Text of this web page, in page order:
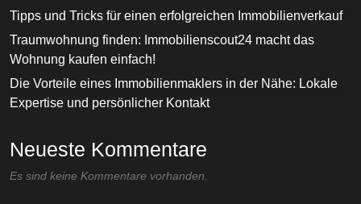
Tipps und Tricks für einen erfolgreichen Immobilienverkauf
Traumwohnung finden: Immobilienscout24 macht das
Wohnung kaufen einfach!
Die Vorteile eines Immobilienmaklers in der Nähe: Lokale
Expertise und persönlicher Kontakt
Neueste Kommentare
Es sind keine Kommentare vorhanden.